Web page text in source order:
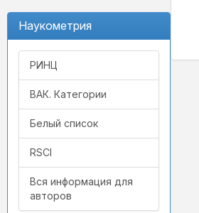
Наукометрия
РИНЦ
ВАК. Категории
Белый список
RSCI
Вся информация для
авторов